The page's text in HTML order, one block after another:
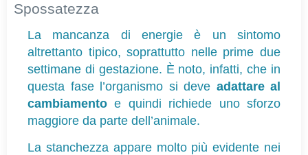
Spossatezza
La mancanza di energie è un sintomo
altrettanto tipico, soprattutto nelle prime due
settimane di gestazione. È noto, infatti, che in
questa fase l’organismo si deve adattare al
cambiamento e quindi richiede uno sforzo
maggiore da parte dell’animale.
La stanchezza appare molto più evidente nei